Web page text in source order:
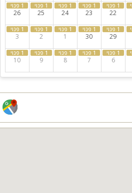
דתי
22
23
24
25
26
29
30
1
2
3
6
7
8
9
10